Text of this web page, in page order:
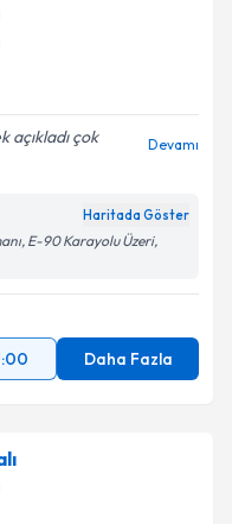
ilişkinAydınlatma
Gönder
çok
Devamı
Haritada Göster
E-90 Karayolu Üzeri,
Daha Fazla